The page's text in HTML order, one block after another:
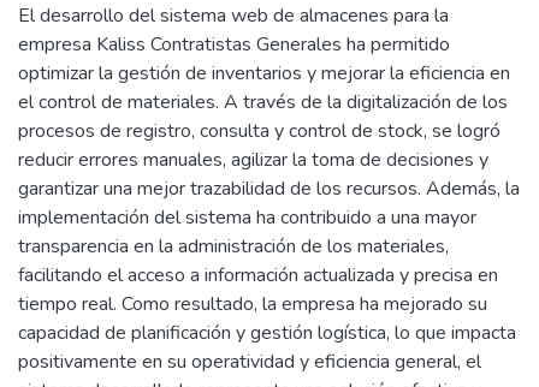
El desarrollo del sistema web de almacenes para la
empresa Kaliss Contratistas Generales ha permitido
optimizar la gestión de inventarios y mejorar la eficiencia en
el control de materiales. A través de la digitalización de los
procesos de registro, consulta y control de stock, se logró
reducir errores manuales, agilizar la toma de decisiones y
garantizar una mejor trazabilidad de los recursos. Además, la
implementación del sistema ha contribuido a una mayor
transparencia en la administración de los materiales,
facilitando el acceso a información actualizada y precisa en
tiempo real. Como resultado, la empresa ha mejorado su
capacidad de planificación y gestión logística, lo que impacta
positivamente en su operatividad y eficiencia general, el